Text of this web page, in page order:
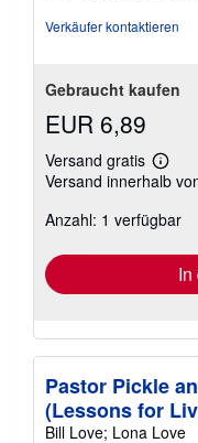
Verkäufer kontaktieren
Gebraucht kaufen
EUR 6,89
Versand gratis
Weitere
Versand innerhalb
Anzahl: 1 verfügbar
In
Pastor Pickle
(Lessons for
Bill Love; Lona Love